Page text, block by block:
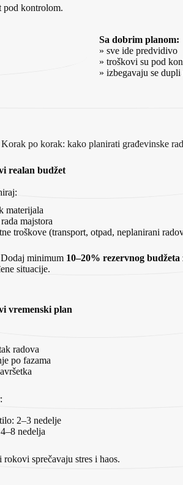
pod kontrolom.
Sa dobrim planom:
» sve ide predvidivo
» troškovi su pod
» izbegavaju se dupli
po korak: kako planirati građevinske
realan budžet
materijala
majstora
troškove (transport, otpad, neplanirani
minimum 10–20% rezervnog budžeta
situacije.
vremenski plan
radova
po fazama
2–3 nedelje
nedelja
sprečavaju stres i haos.